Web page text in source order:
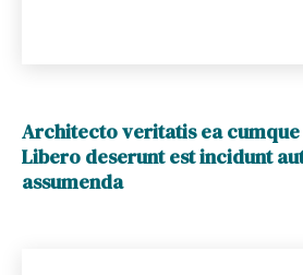
Architecto veritatis ea cumque
Libero deserunt est incidunt
assumenda